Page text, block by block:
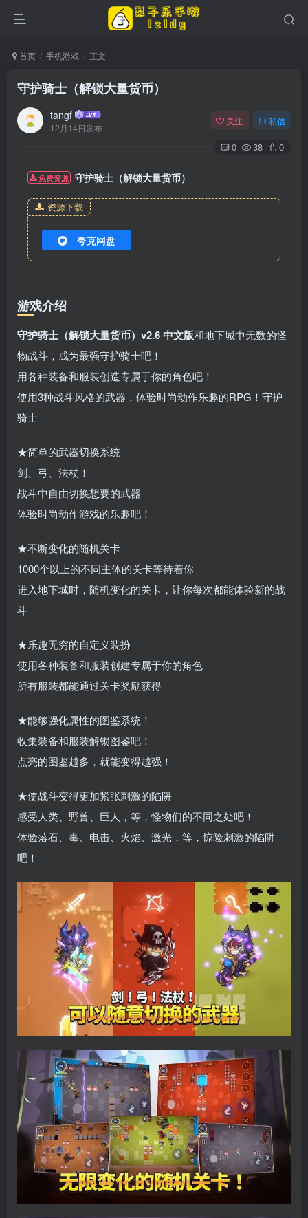
首页 手机游戏 正文
守护骑士（解锁大量货币）
tangf
12月14日发布
关注 私信
0 38 0
免费资源 守护骑士（解锁大量货币）
资源下载
夸克网盘
游戏介绍
守护骑士（解锁大量货币）v2.6 中文版和地下城中无数的怪
物战斗，成为最强守护骑士吧！
用各种装备和服装创造专属于你的角色吧！
使用3种战斗风格的武器，体验时尚动作乐趣的RPG！守护
骑士
★简单的武器切换系统
剑、弓、法杖！
战斗中自由切换想要的武器
体验时尚动作游戏的乐趣吧！
★不断变化的随机关卡
1000个以上的不同主体的关卡等待着你
进入地下城时，随机变化的关卡，让你每次都能体验新的战
斗
★乐趣无穷的自定义装扮
使用各种装备和服装创建专属于你的角色
所有服装都能通过关卡奖励获得
★能够强化属性的图鉴系统！
收集装备和服装解锁图鉴吧！
点亮的图鉴越多，就能变得越强！
★使战斗变得更加紧张刺激的陷阱
感受人类、野兽、巨人，等，怪物们的不同之处吧！
体验落石、毒、电击、火焰、激光，等，惊险刺激的陷阱
吧！